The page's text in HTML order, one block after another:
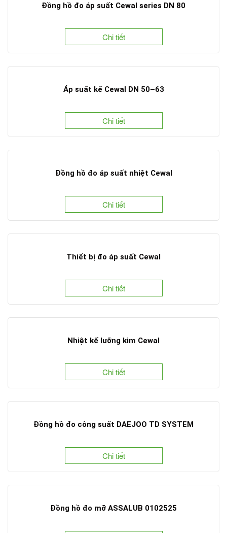
Đồng hồ đo áp suất Cewal series DN 80
Chi tiết
Áp suất kế Cewal DN 50–63
Chi tiết
Đồng hồ đo áp suất nhiệt Cewal
Chi tiết
Thiết bị đo áp suất Cewal
Chi tiết
Nhiệt kế lưỡng kim Cewal
Chi tiết
Đồng hồ đo công suất DAEJOO TD SYSTEM
Chi tiết
Đồng hồ đo mỡ ASSALUB 0102525